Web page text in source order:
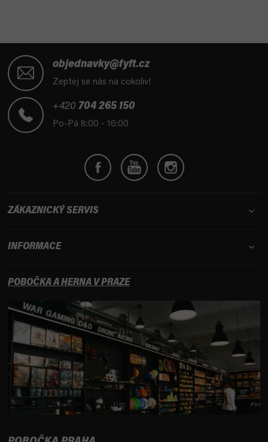
objednavky@fyft.cz
Zeptej se nás na cokoliv!
+420 704 265 150
Po-Pá 8:00 - 16:00
ZÁKAZNICKÝ SERVIS
INFORMACE
POBOČKA A HERNA V PRAZE